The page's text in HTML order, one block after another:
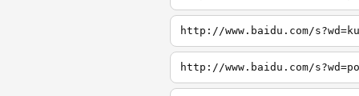
http://www.baidu.com/
http://www.baidu.com/